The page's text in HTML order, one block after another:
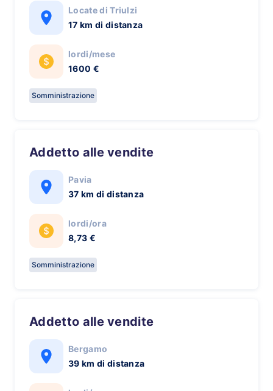
Locate di Triulzi
17 km di distanza
lordi/mese
1600 €
Somministrazione
Addetto alle vendite
Pavia
37 km di distanza
lordi/ora
8,73 €
Somministrazione
Addetto alle vendite
Bergamo
39 km di distanza